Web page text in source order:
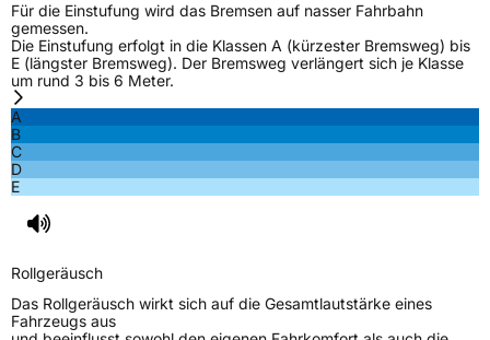
Für die Einstufung wird das Bremsen auf nasser Fahrbahn
gemessen.
Die Einstufung erfolgt in die Klassen A (kürzester Bremsweg) bis
E (längster Bremsweg). Der Bremsweg verlängert sich je Klasse
um rund 3 bis 6 Meter.
A
B
C
D
E
Rollgeräusch
Das Rollgeräusch wirkt sich auf die Gesamtlautstärke eines
Fahrzeugs aus